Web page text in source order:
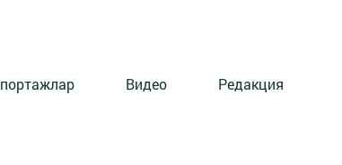
Видео Редакция